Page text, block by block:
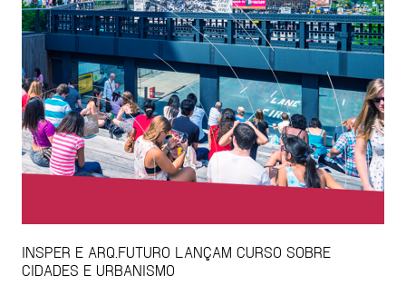
INSPER E ARQ.FUTURO LANÇAM CURSO SOBRE
CIDADES E URBANISMO